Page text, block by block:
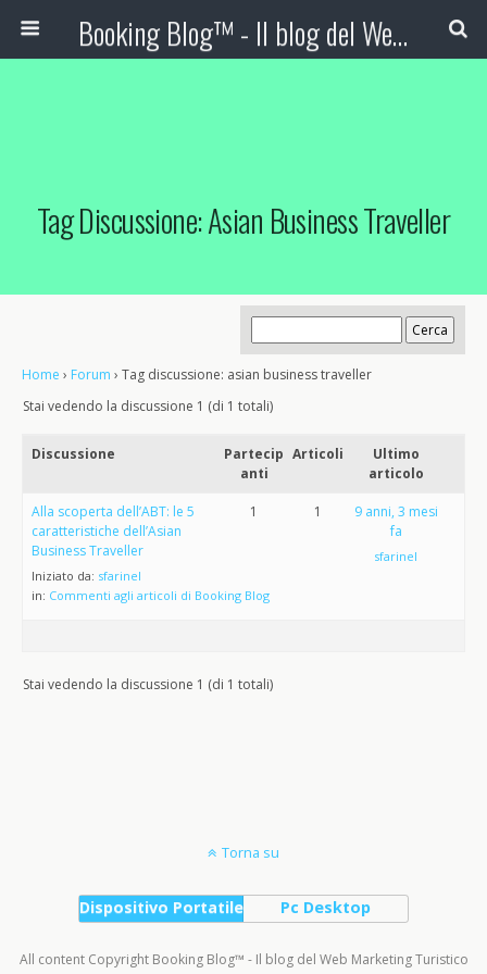
Booking Blog™ - Il blog del Web Marketing Turistico
Tag Discussione: Asian Business Traveller
Home › Forum › Tag discussione: asian business traveller
Stai vedendo la discussione 1 (di 1 totali)
Discussione
Partecip
anti
Articoli
Ultimo
articolo
Alla scoperta dell’ABT: le 5
caratteristiche dell’Asian
Business Traveller
Iniziato da: sfarinel
in: Commenti agli articoli di Booking Blog
1 1
9 anni, 3 mesi
fa
sfarinel
Stai vedendo la discussione 1 (di 1 totali)
Torna su
Dispositivo Portatile Pc Desktop
All content Copyright Booking Blog™ - Il blog del Web Marketing Turistico